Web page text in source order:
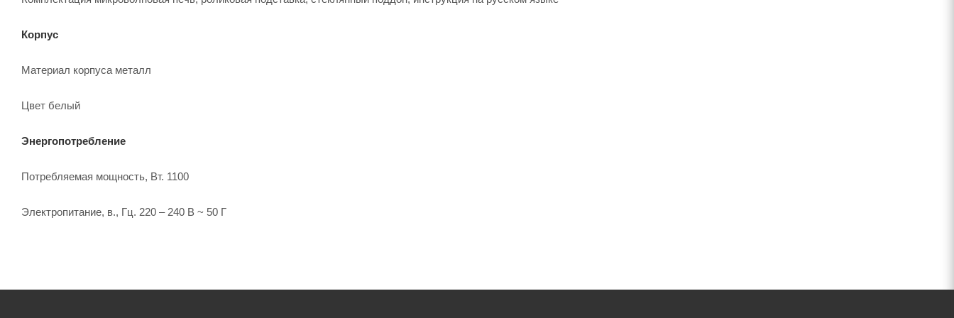
Корпус
Материал корпуса металл
Цвет белый
Энергопотребление
Потребляемая мощность, Вт. 1100
Электропитание, в., Гц. 220 – 240 В ~ 50 Г